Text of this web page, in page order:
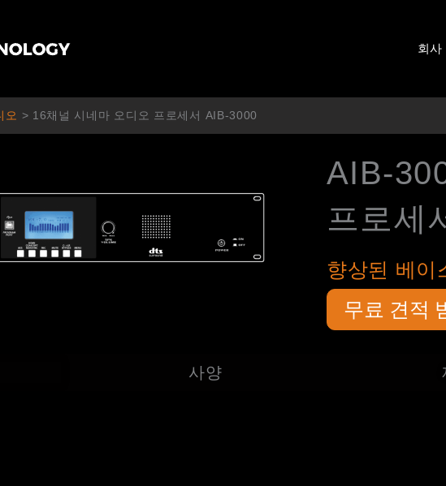
회사
오 > 16채널 시네마 오디오 프로세서 AIB-3000
AIB-
프로세
향상된 베이
무료 견적
사양